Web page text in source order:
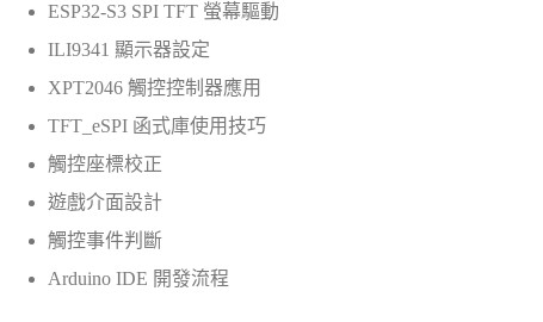
ESP32-S3 SPI TFT 螢幕驅動
ILI9341 顯示器設定
XPT2046 觸控控制器應用
TFT_eSPI 函式庫使用技巧
觸控座標校正
遊戲介面設計
觸控事件判斷
Arduino IDE 開發流程